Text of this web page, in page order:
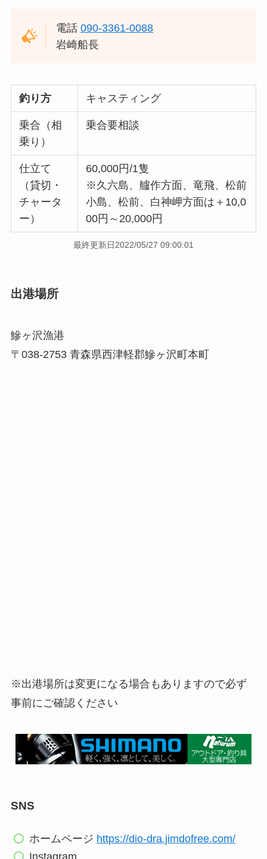
電話090-3361-0088
岩崎船長
釣り方 キャスティング
乗合（相
乗り）
乗合要相談
仕立て
（貸切・
チャータ
ー）
60,000円/1隻
※久六島、艫作方面、竜飛、松前
小島、松前、白神岬方面は＋10,0
00円～20,000円
最終更新日2022/05/27 09:00:01
出港場所
鰺ヶ沢漁港
〒038-2753 青森県西津軽郡鰺ヶ沢町本町
※出港場所は変更になる場合もありますので必ず
事前にご確認ください
SNS
ホームページ https://dio-dra.jimdofree.com/